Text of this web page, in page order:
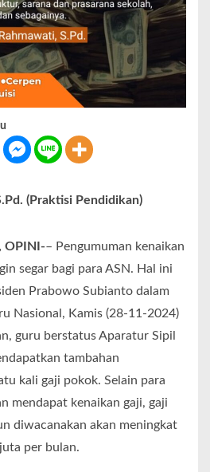
(Praktisi Pendidikan)
OPINI-– Pengumuman kenaikan
segar bagi para ASN. Hal ini
Prabowo Subianto dalam
Nasional, Kamis (28-11-2024)
guru berstatus Aparatur Sipil
tambahan
kali gaji pokok. Selain para
mendapat kenaikan gaji, gaji
diwacanakan akan meningkat
per bulan.